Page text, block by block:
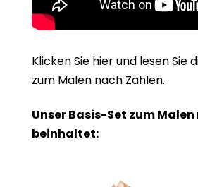
Klicken Sie hier und lesen Sie
zum Malen nach Zahlen.
Unser Basis-Set zum
beinhaltet: